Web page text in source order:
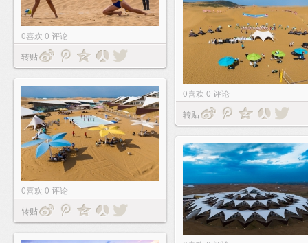
0喜欢 0 评论
转贴
0喜欢 0 评论
转贴
0喜欢 0 评论
转贴